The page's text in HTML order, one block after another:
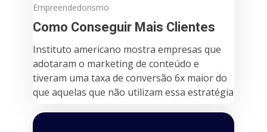
Empreendedorismo
Como Conseguir Mais Clientes
Instituto americano mostra empresas que
adotaram o marketing de conteúdo e
tiveram uma taxa de conversão 6x maior do
que aquelas que não utilizam essa estratégia